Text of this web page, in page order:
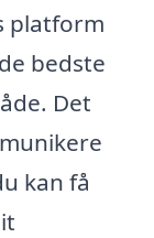
platform
bedste
Det
kan få